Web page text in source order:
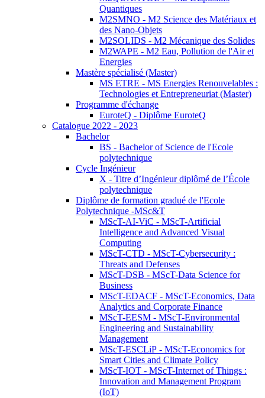
Quantiques
M2SMNO - M2 Science des Matériaux et
des Nano-Objets
M2SOLIDS - M2 Mécanique des Solides
M2WAPE - M2 Eau, Pollution de l'Air et
Energies
Mastère spécialisé (Master)
MS ETRE - MS Energies Renouvelables :
Technologies et Entrepreneuriat (Master)
Programme d'échange
EuroteQ - Diplôme EuroteQ
Catalogue 2022 - 2023
Bachelor
BS - Bachelor of Science de l'Ecole
polytechnique
Cycle Ingénieur
X - Titre d’Ingénieur diplômé de l’École
polytechnique
Diplôme de formation gradué de l'Ecole
Polytechnique -MSc&T
MScT-AI-ViC - MScT-Artificial
Intelligence and Advanced Visual
Computing
MScT-CTD - MScT-Cybersecurity :
Threats and Defenses
MScT-DSB - MScT-Data Science for
Business
MScT-EDACF - MScT-Economics, Data
Analytics and Corporate Finance
MScT-EESM - MScT-Environmental
Engineering and Sustainability
Management
MScT-ESCLiP - MScT-Economics for
Smart Cities and Climate Policy
MScT-IOT - MScT-Internet of Things :
Innovation and Management Program
(IoT)